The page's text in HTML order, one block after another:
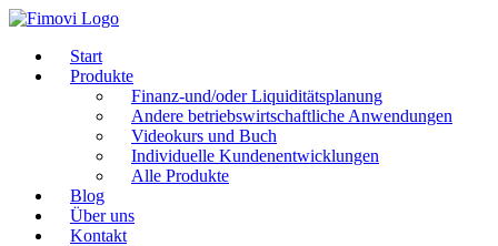
Zum
springen
Start
Produkte
Finanz-und/oder Liquiditätsplanung
Andere betriebswirtschaftliche Anwendungen
Videokurs und Buch
Individuelle Kundenentwicklungen
Alle Produkte
Blog
Über uns
Kontakt